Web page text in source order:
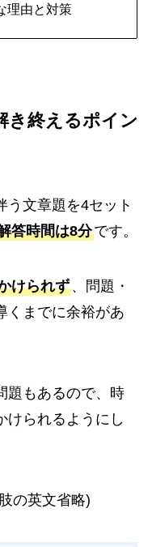
理由と対策
き終えるポイン
う文章題を4セット
答時間は8分です。
けられず、問題・
くまでに余裕があ
題もあるので、時
けられるようにし
の英文省略)